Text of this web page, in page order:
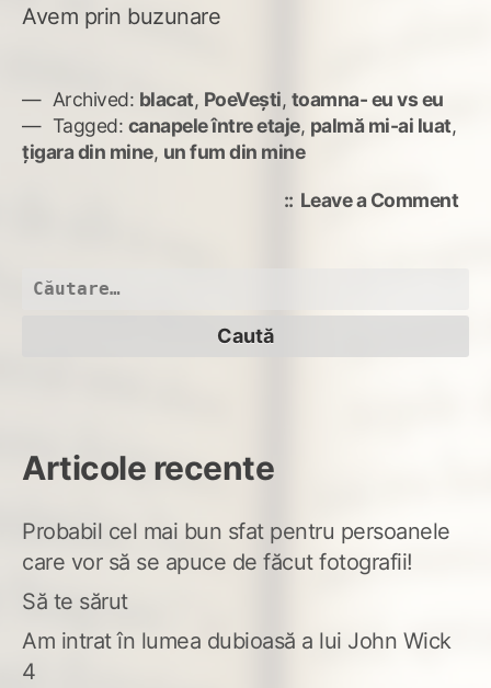
Avem prin buzunare
Archived: blacat, PoeVești, toamna- eu vs eu
Tagged: canapele între etaje, palmă mi-ai luat,
țigara din mine, un fum din mine
Leave a Commenton
Caută
Articole recente
Probabil cel mai bun sfat pentru persoanele
care vor să se apuce de făcut fotografii!
Să te sărut
Am intrat în lumea dubioasă a lui John Wick
4